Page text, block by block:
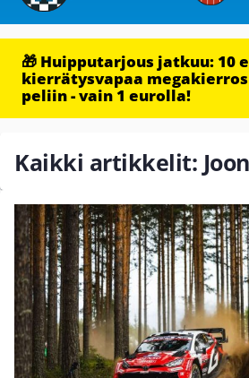
🎁 Huipputarjous jatkuu: 10
kierrätysvapaa megakierros
peliin - vain 1 eurolla!
Kaikki artikkelit: